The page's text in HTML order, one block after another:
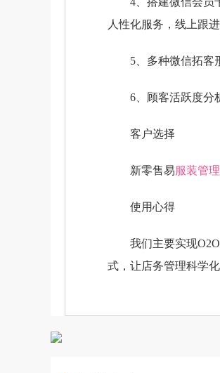
人性化服务，线上跟
5、多种微信拓客形
6、顾客活跃度分析
客户选择
新零售易服装管
使用心得
我们主要实现O2O
式，让店务管理科学